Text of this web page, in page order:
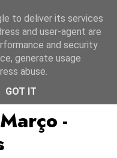
Portugal
-
to deliver its services
and user-agent are
and security
generate usage
abuse.
GOT IT